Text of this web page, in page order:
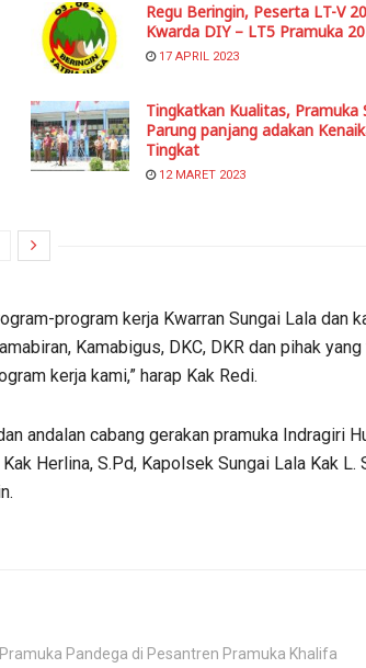
Regu Beringin, Peserta LT-V
Kwarda DIY – LT5 Pramuka
17 APRIL 2023
Tingkatkan Kualitas, Pramuka
Parung panjang adakan
Tingkat
12 MARET 2023
program kerja Kwarran Sungai Lala dan
Kamabigus, DKC, DKR dan pihak
kerja kami,” harap Kak Redi.
andalan cabang gerakan pramuka Indragiri
Herlina, S.Pd, Kapolsek Sungai Lala Kak L.
Pandega di Pesantren Pramuka Khalifa